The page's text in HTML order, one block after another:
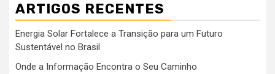
ARTIGOS RECENTES
Energia Solar Fortalece a Transição para um Futuro
Sustentável no Brasil
Onde a Informação Encontra o Seu Caminho